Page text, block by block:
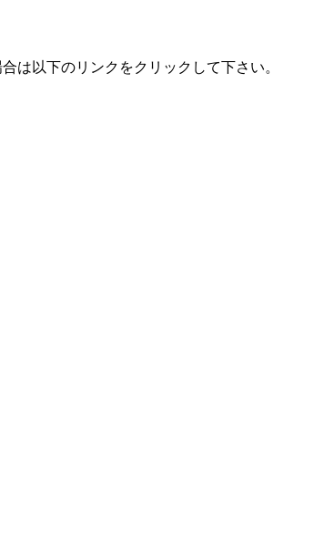
は以下のリンクをクリックして下さい。